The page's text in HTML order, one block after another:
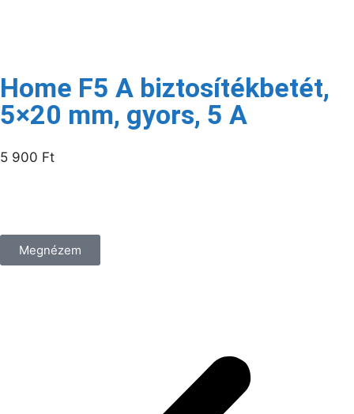
Home F5 A biztosítékbetét,
5×20 mm, gyors, 5 A
5 900 Ft
Megnézem